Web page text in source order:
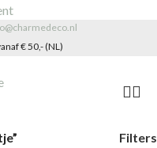
€ 50,- (NL)
Filters